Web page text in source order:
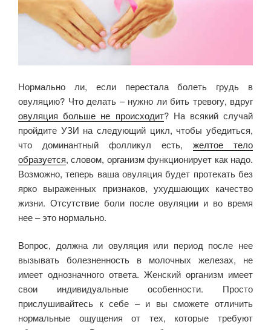
Нормально ли, если перестала болеть грудь в
овуляцию? Что делать – нужно ли бить тревогу, вдруг
овуляция больше не происходит? На всякий случай
пройдите УЗИ на следующий цикл, чтобы убедиться,
что доминантный фолликул есть, желтое тело
образуется, словом, организм функционирует как надо.
Возможно, теперь ваша овуляция будет протекать без
ярко выраженных признаков, ухудшающих качество
жизни. Отсутствие боли после овуляции и во время
нее – это нормально.
Вопрос, должна ли овуляция или период после нее
вызывать болезненность в молочных железах, не
имеет однозначного ответа. Женский организм имеет
свои индивидуальные особенности. Просто
прислушивайтесь к себе – и вы сможете отличить
нормальные ощущения от тех, которые требуют